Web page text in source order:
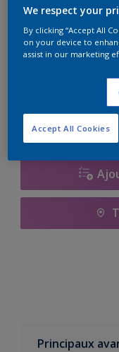
1L
Quantité
Principaux
We respect your
By clicking “Accept All
on your device to
assist in our marketing
Accept All Cookies